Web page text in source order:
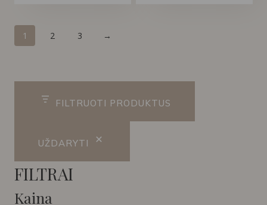
1 2 3 →
FILTRUOTI PRODUKTUS
UŽDARYTI
FILTRAI
Kaina